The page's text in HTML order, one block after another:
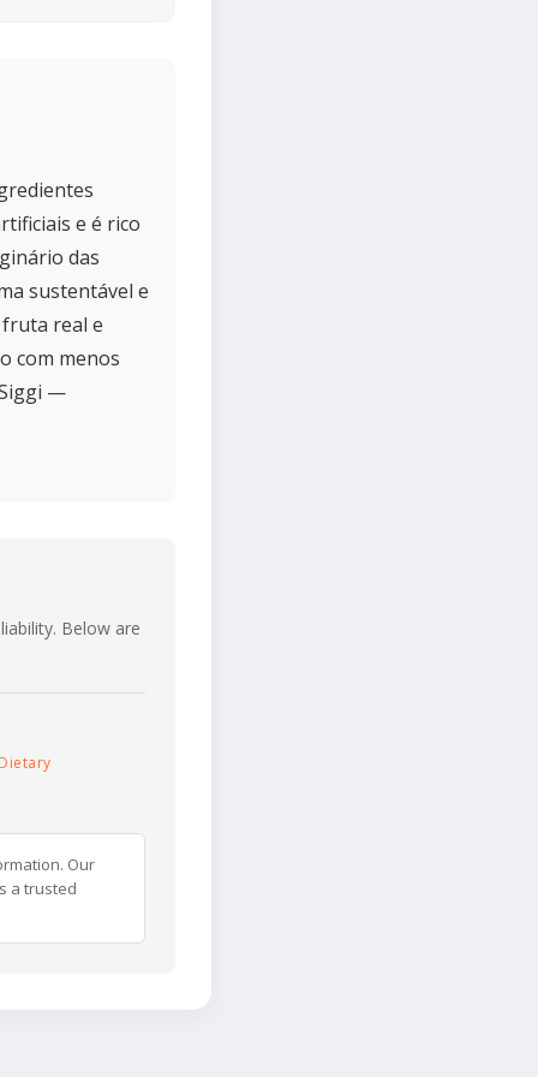
e é rico
das
sustentável e
real e
com menos
—
Below are
Our
a trusted